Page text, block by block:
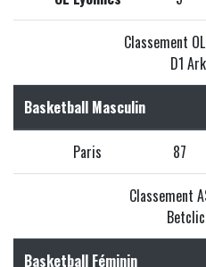
Classement
D1
Basketball Masculin
Paris 87
Classement
Basketball Féminin